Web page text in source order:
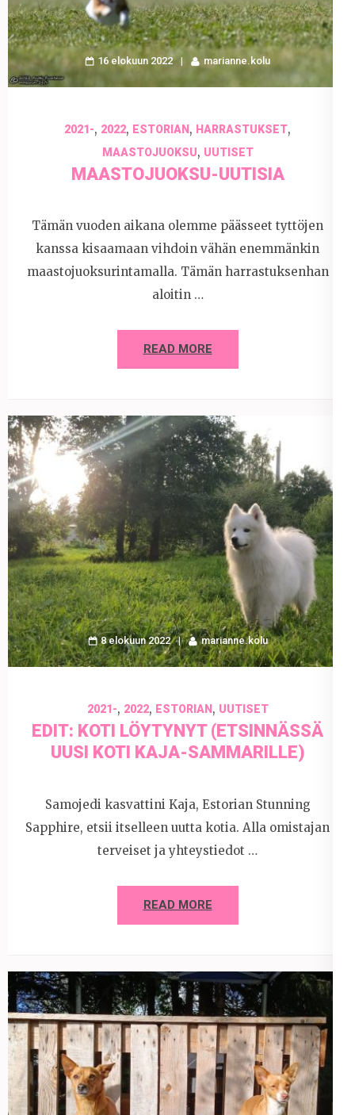
16 elokuun 2022 marianne.kolu
2021-, 2022, ESTORIAN , HARRASTUKSET,
MAASTOJUOKSU, UUTISET
MAASTOJUOKSU-UUTISIA
Tämän vuoden aikana olemme päässeet tyttöjen
kanssa kisaamaan vihdoin vähän enemmänkin
maastojuoksurintamalla. Tämän harrastuksenhan
aloitin …
READ MORE
8 elokuun 2022 marianne.kolu
2021-, 2022, ESTORIAN, UUTISET
EDIT: KOTI LÖYTYNYT (ETSINNÄSSÄ
UUSI KOTI KAJA-SAMMARILLE)
Samojedi kasvattini Kaja, Estorian Stunning
Sapphire, etsii itselleen uutta kotia. Alla omistajan
terveiset ja yhteystiedot …
READ MORE